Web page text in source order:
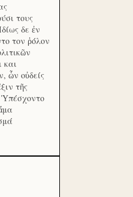
τους
δε ἐν
τον ῥόλον
και
ὧν οὐδείς
τῆς
Ὑπέσχοντο